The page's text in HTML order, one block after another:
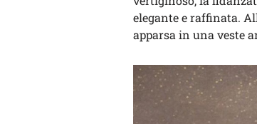
elegante e raffinata.
apparsa in una veste